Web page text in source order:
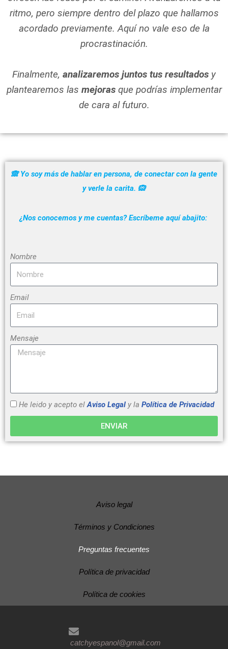
ritmo, pero siempre dentro del plazo que hallamos
acordado previamente. Aquí no vale eso de la
procrastinación.
Finalmente, analizaremos juntos tus resultados y
plantearemos las mejoras que podrías implementar
de cara al futuro.
🙈 Yo soy más de hablar en persona, de conectar con la gente
y verle la carita. 🙉
¿Nos conocemos y me cuentas?Escríbeme aquí abajito:
Nombre
Email
Mensaje
He leido y acepto elAviso Legal y la Política de Privacidad
ENVIAR
Aviso legal
Términos y Condiciones
Preguntas frecuentes
Política de privacidad
Política de cookies
catchyespanol@gmail.com